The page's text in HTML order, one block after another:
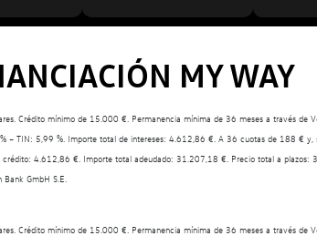
MY WAY
Crédito mínimo de 15.000 €. Permanencia mínima de 36 meses a través de
TIN: 5,99 %. Importe total de intereses: 4.612,86 €. A 36 cuotas de 188 € y,
4.612,86 €. Importe total adeudado: 31.207,18 €. Precio total a
GmbH S.E.
Crédito mínimo de 15.000 €. Permanencia mínima de 36 meses a través de